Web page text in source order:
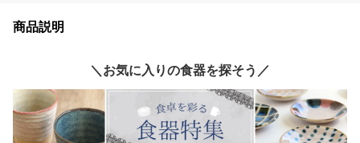
商品説明
＼お気に入りの食器を探そう／